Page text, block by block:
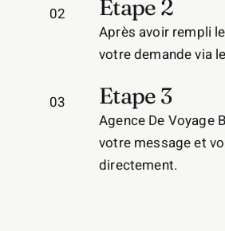
02 Etape 2
Après avoir rempli
votre demande via
03 Etape 3
Agence De Voyage
votre message et
directement.